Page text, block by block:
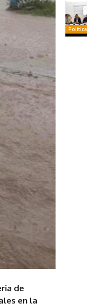
de
en la
Política